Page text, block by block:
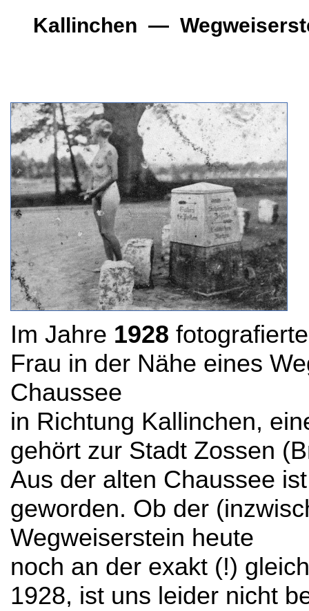
Kallinchen —
Im Jahre 1928
Frau in der Nähe eines
Chaussee
in Richtung Kallinchen,
gehört zur Stadt Zossen
Aus der alten Chaussee
geworden. Ob der
Wegweiserstein heute
noch an der exakt (!)
1928, ist uns leider nicht